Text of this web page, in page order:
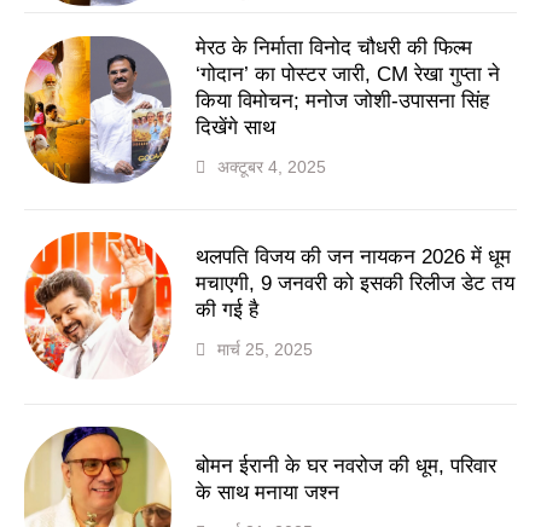
मेरठ के निर्माता विनोद चौधरी की फिल्म
‘गोदान’ का पोस्टर जारी, CM रेखा गुप्ता ने
किया विमोचन; मनोज जोशी-उपासना सिंह
दिखेंगे साथ
अक्टूबर 4, 2025
थलपति विजय की जन नायकन 2026 में धूम
मचाएगी, 9 जनवरी को इसकी रिलीज डेट तय
की गई है
मार्च 25, 2025
बोमन ईरानी के घर नवरोज की धूम, परिवार
के साथ मनाया जश्न